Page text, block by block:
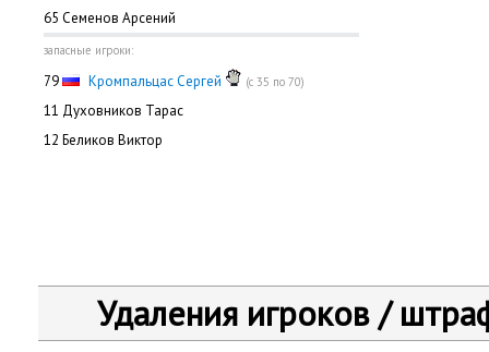
65 Семенов Арсений
запасные игроки:
79 Кромпальцас Сергей (с 35 по 70)
11 Духовников Тарас
12 Беликов Виктор
Удаления игроков /